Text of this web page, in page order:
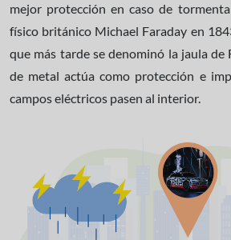
mejor protección en caso de
físico británico Michael Faraday en
que más tarde se denominó la jaula de
de metal actúa como protección e
campos eléctricos pasen al interior.